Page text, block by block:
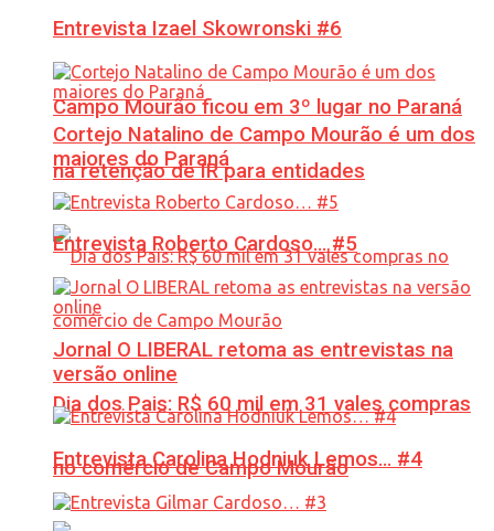
Campo Mourão ficou em 3º lugar no Paraná
na retenção de IR para entidades
Dia dos Pais: R$ 60 mil em 31 vales compras
no comércio de Campo Mourão
Entrevista Izael Skowronski #6
Cortejo Natalino de Campo Mourão é um dos
maiores do Paraná
Entrevista Roberto Cardoso… #5
Jornal O LIBERAL retoma as entrevistas na
versão online
Entrevista Carolina Hodniuk Lemos… #4